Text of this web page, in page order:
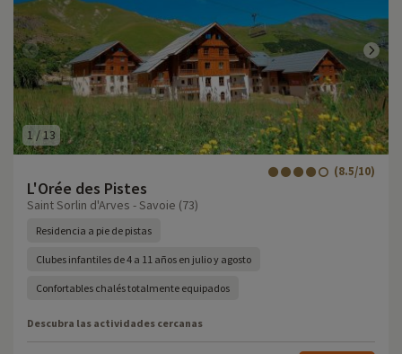
1 /13
L'Orée des Pistes
(8.5/10)
Saint Sorlin d'Arves - Savoie (73)
Residencia a pie de pistas
Clubes infantiles de 4 a 11 años en julio y agosto
Confortables chalés totalmente equipados
Descubra las actividades cercanas